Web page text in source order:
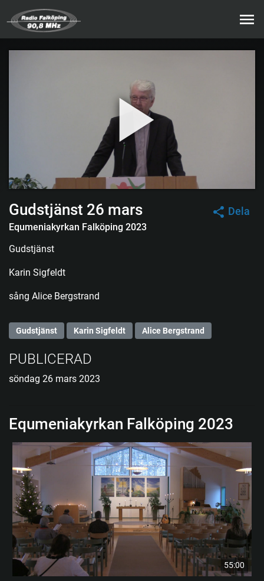
Dela
Gudstjänst 26 mars
Equmeniakyrkan Falköping 2023
Gudstjänst
Karin Sigfeldt
sång Alice Bergstrand
Gudstjänst Karin Sigfeldt Alice Bergstrand
PUBLICERAD
söndag 26 mars 2023
Equmeniakyrkan Falköping 2023
55:00